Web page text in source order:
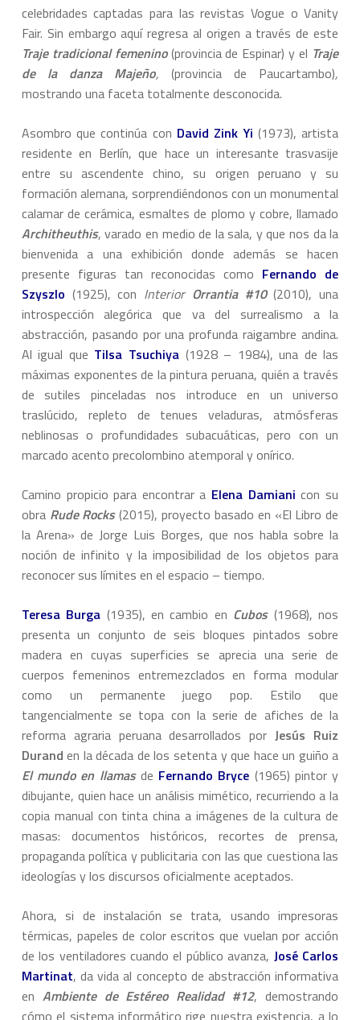
celebridades captadas para las revistas Vogue o Vanity
Fair. Sin embargo aquí regresa al origen a través de este
Traje tradicional femenino(provincia de Espinar) y el Traje
de la danza Majeño, (provincia de Paucartambo),
mostrando una faceta totalmente desconocida.
Asombro que continúa con David Zink Yi (1973), artista
residente en Berlín, que hace un interesante trasvasije
entre su ascendente chino, su origen peruano y su
formación alemana, sorprendiéndonos con un monumental
calamar de cerámica, esmaltes de plomo y cobre, llamado
Architheuthis, varado en medio de la sala, y que nos da la
bienvenida a una exhibición donde además se hacen
presente figuras tan reconocidas como Fernando de
Szyszlo (1925), con Interior Orrantia #10(2010), una
introspección alegórica que va del surrealismo a la
abstracción, pasando por una profunda raigambre andina.
Al igual que Tilsa Tsuchiya(1928 – 1984), una de las
máximas exponentes de la pintura peruana, quién a través
de sutiles pinceladas nos introduce en un universo
traslúcido, repleto de tenues veladuras, atmósferas
neblinosas o profundidades subacuáticas, pero con un
marcado acento precolombino atemporal y onírico.
Camino propicio para encontrar a Elena Damiani con su
obra Rude Rocks(2015), proyecto basado en «El Libro de
la Arena» de Jorge Luis Borges, que nos habla sobre la
noción de infinito y la imposibilidad de los objetos para
reconocer sus límites en el espacio – tiempo.
Teresa Burga (1935), en cambio en Cubos(1968), nos
presenta un conjunto de seis bloques pintados sobre
madera en cuyas superficies se aprecia una serie de
cuerpos femeninos entremezclados en forma modular
como un permanente juego pop. Estilo que
tangencialmente se topa con la serie de afiches de la
reforma agraria peruana desarrollados porJesús Ruiz
Durand en la década de los setenta y que hace un guiño a
El mundo en llamas de Fernando Bryce (1965) pintor y
dibujante, quien hace un análisis mimético, recurriendo a la
copia manual con tinta china a imágenes de la cultura de
masas: documentos históricos, recortes de prensa,
propaganda política y publicitaria con las que cuestiona las
ideologías y los discursos oficialmente aceptados.
Ahora, si de instalación se trata, usando impresoras
térmicas, papeles de color escritos que vuelan por acción
de los ventiladores cuando el público avanza, José Carlos
Martinat, da vida al concepto de abstracción informativa
en Ambiente de Estéreo Realidad #12, demostrando
cómo el sistema informático rige nuestra existencia, a lo